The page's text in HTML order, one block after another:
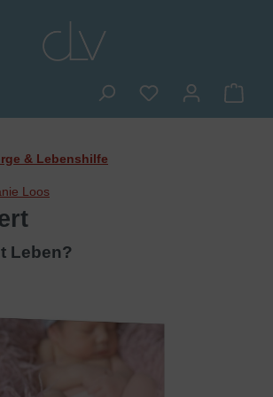
Du hast 0
& Lebenshilfe
Loos
Leben?